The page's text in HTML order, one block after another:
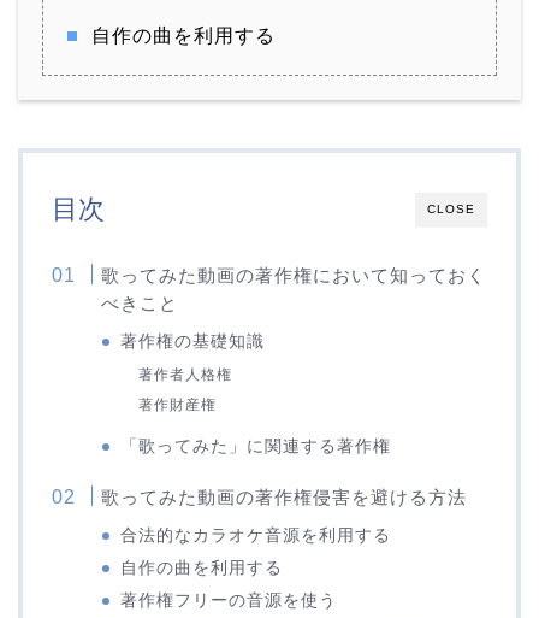
自作の曲を利用する
CLOSE
目次
歌ってみた動画の著作権において知っておく
べきこと
著作権の基礎知識
著作者人格権
著作財産権
「歌ってみた」に関連する著作権
歌ってみた動画の著作権侵害を避ける方法
合法的なカラオケ音源を利用する
自作の曲を利用する
著作権フリーの音源を使う